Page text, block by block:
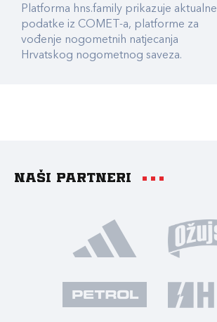
Platforma hns.family prikazuje aktualne
podatke iz COMET-a, platforme za
vođenje nogometnih natjecanja
Hrvatskog nogometnog saveza.
Naši partneri